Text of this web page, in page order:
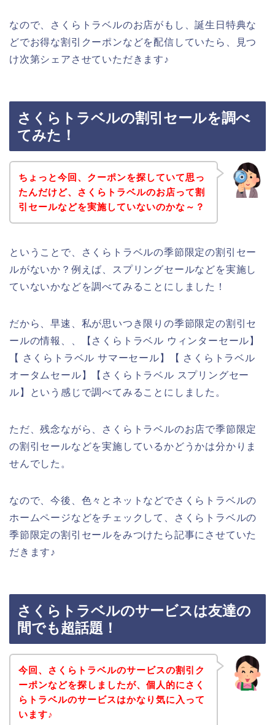
なので、さくらトラベルのお店がもし、誕生日特典な
どでお得な割引クーポンなどを配信していたら、見つ
け次第シェアさせていただきます♪
さくらトラベルの割引セールを調べ
てみた！
ちょっと今回、クーポンを探していて思っ
たんだけど、さくらトラベルのお店って割
引セールなどを実施していないのかな～？
ということで、さくらトラベルの季節限定の割引セー
ルがないか？例えば、スプリングセールなどを実施し
ていないかなどを調べてみることにしました！
だから、早速、私が思いつき限りの季節限定の割引セ
ールの情報、、【さくらトラベル ウィンターセール】
【 さくらトラベル サマーセール】【 さくらトラベル
オータムセール】【さくらトラベル スプリングセー
ル】という感じで調べてみることにしました。
ただ、残念ながら、さくらトラベルのお店で季節限定
の割引セールなどを実施しているかどうかは分かりま
せんでした。
なので、今後、色々とネットなどでさくらトラベルの
ホームページなどをチェックして、さくらトラベルの
季節限定の割引セールをみつけたら記事にさせていた
だきます♪
さくらトラベルのサービスは友達の
間でも超話題！
今回、さくらトラベルのサービスの割引ク
ーポンなどを探しましたが、個人的にさく
らトラベルのサービスはかなり気に入って
います♪